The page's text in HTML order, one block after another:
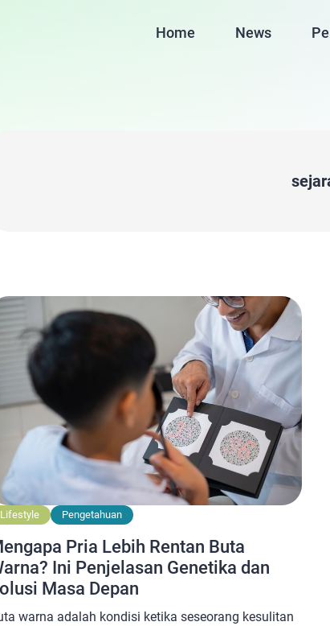
Home News
Lifestyle Pengetahuan
Pria Lebih Rentan Buta
Ini Penjelasan Genetika dan
Masa Depan
warna adalah kondisi ketika seseorang kesulitan